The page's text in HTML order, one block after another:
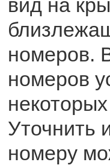
вид на
номеров.
номеров
Уточнить
номеру